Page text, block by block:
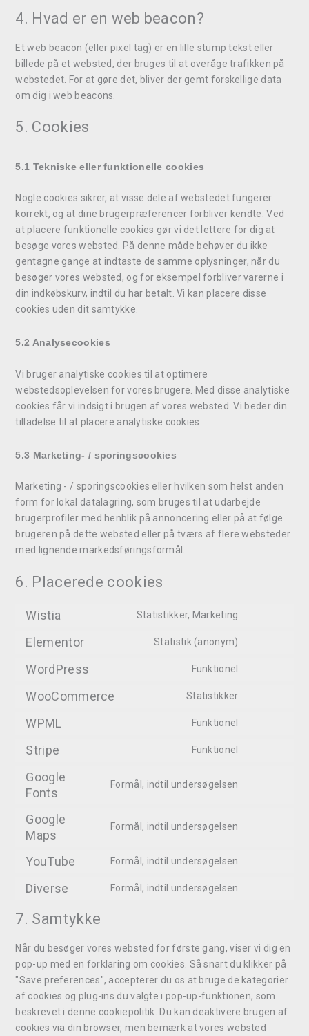
4. Hvad er en web beacon?
Et web beacon (eller pixel tag) er en lille stump tekst eller
billede på et websted, der bruges til at overåge trafikken på
webstedet. For at gøre det, bliver der gemt forskellige data
om dig i web beacons.
5. Cookies
5.1 Tekniske eller funktionelle cookies
Nogle cookies sikrer, at visse dele af webstedet fungerer
korrekt, og at dine brugerpræferencer forbliver kendte. Ved
at placere funktionelle cookies gør vi det lettere for dig at
besøge vores websted. På denne måde behøver du ikke
gentagne gange at indtaste de samme oplysninger, når du
besøger vores websted, og for eksempel forbliver varerne i
din indkøbskurv, indtil du har betalt. Vi kan placere disse
cookies uden dit samtykke.
5.2 Analysecookies
Vi bruger analytiske cookies til at optimere
webstedsoplevelsen for vores brugere. Med disse analytiske
cookies får vi indsigt i brugen af ​​vores websted. Vi beder din
tilladelse til at placere analytiske cookies.
5.3 Marketing- / sporingscookies
Marketing - / sporingscookies eller hvilken som helst anden
form for lokal datalagring, som bruges til at udarbejde
brugerprofiler med henblik på annoncering eller på at følge
brugeren på dette websted eller på tværs af flere websteder
med lignende markedsføringsformål.
6. Placerede cookies
Wistia Statistikker, Marketing
Elementor Statistik (anonym)
WordPress Funktionel
WooCommerce Statistikker
WPML Funktionel
Stripe Funktionel
Google
Fonts
Formål, indtil undersøgelsen
Google
Maps
Formål, indtil undersøgelsen
YouTube Formål, indtil undersøgelsen
Diverse Formål, indtil undersøgelsen
7. Samtykke
Når du besøger vores websted for første gang, viser vi dig en
pop-up med en forklaring om cookies. Så snart du klikker på
"Save preferences", accepterer du os at bruge de kategorier
af cookies og plug-ins du valgte i pop-up-funktionen, som
beskrevet i denne cookiepolitik. Du kan deaktivere brugen af ​​
cookies via din browser, men bemærk at vores websted